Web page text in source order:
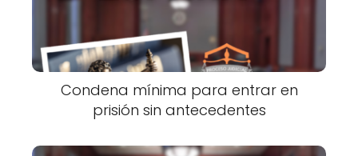
Condena mínima para entrar en
prisión sin antecedentes